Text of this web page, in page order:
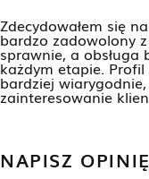
Zdecydowałem się
bardzo zadowolony
sprawnie, a obsługa
każdym etapie.
bardziej wiarygodnie,
zainteresowanie
NAPISZ OPINIĘ